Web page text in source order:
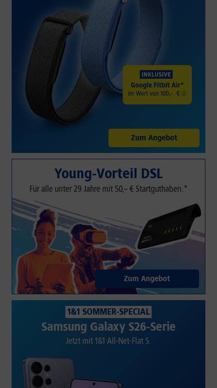
Zum Angebot
Young-Vorteil DSL
Für alle unter 29 Jahre mit 50,– € Startguthaben.*
Zum Angebot
1&1 SOMMER-SPECIAL
Samsung Galaxy S26-Serie
Jetzt mit 1&1 All-Net-Flat S.